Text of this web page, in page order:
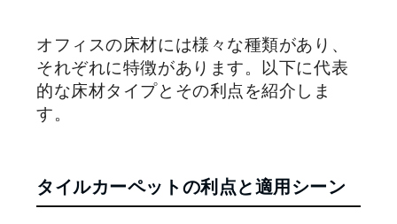
オフィスの床材には様々な種類があり、
それぞれに特徴があります。以下に代表
的な床材タイプとその利点を紹介しま
す。
タイルカーペットの利点と適用シーン